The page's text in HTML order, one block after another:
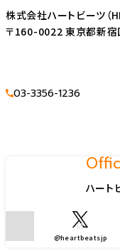
株式会社ハートビーツ
〒160-0022 東京都新
03-3356-1236
ハート
@heartbeatsjp